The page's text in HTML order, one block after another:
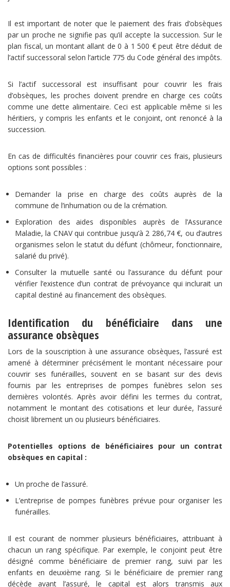
Il est important de noter que le paiement des frais d’obsèques
par un proche ne signifie pas qu’il accepte la succession. Sur le
plan fiscal, un montant allant de 0 à 1 500 € peut être déduit de
l’actif successoral selon l’article 775 du Code général des impôts.
Si l’actif successoral est insuffisant pour couvrir les frais
d’obsèques, les proches doivent prendre en charge ces coûts
comme une dette alimentaire. Ceci est applicable même si les
héritiers, y compris les enfants et le conjoint, ont renoncé à la
succession.
En cas de difficultés financières pour couvrir ces frais, plusieurs
options sont possibles :
Demander la prise en charge des coûts auprès de la
commune de l’inhumation ou de la crémation.
Exploration des aides disponibles auprès de l’Assurance
Maladie, la CNAV qui contribue jusqu’à 2 286,74 €, ou d’autres
organismes selon le statut du défunt (chômeur, fonctionnaire,
salarié du privé).
Consulter la mutuelle santé ou l’assurance du défunt pour
vérifier l’existence d’un contrat de prévoyance qui inclurait un
capital destiné au financement des obsèques.
Identification du bénéficiaire dans une
assurance obsèques
Lors de la souscription à une assurance obsèques, l’assuré est
amené à déterminer précisément le montant nécessaire pour
couvrir ses funérailles, souvent en se basant sur des devis
fournis par les entreprises de pompes funèbres selon ses
dernières volontés. Après avoir défini les termes du contrat,
notamment le montant des cotisations et leur durée, l’assuré
choisit librement un ou plusieurs bénéficiaires.
Potentielles options de bénéficiaires pour un contrat
obsèques en capital :
Un proche de l’assuré.
L’entreprise de pompes funèbres prévue pour organiser les
funérailles.
Il est courant de nommer plusieurs bénéficiaires, attribuant à
chacun un rang spécifique. Par exemple, le conjoint peut être
désigné comme bénéficiaire de premier rang, suivi par les
enfants en deuxième rang. Si le bénéficiaire de premier rang
décède avant l’assuré, le capital est alors transmis aux